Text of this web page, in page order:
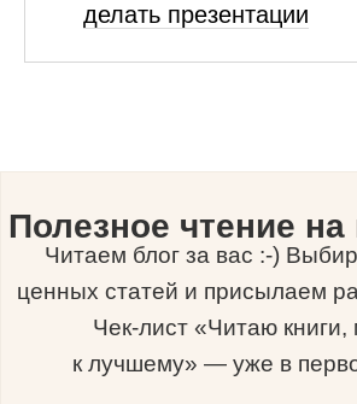
делать презентации
Полезное чтение
Читаем блог за вас :-)
ценных статей и присылаем
Чек-лист «Читаю
к лучшему» — уже в